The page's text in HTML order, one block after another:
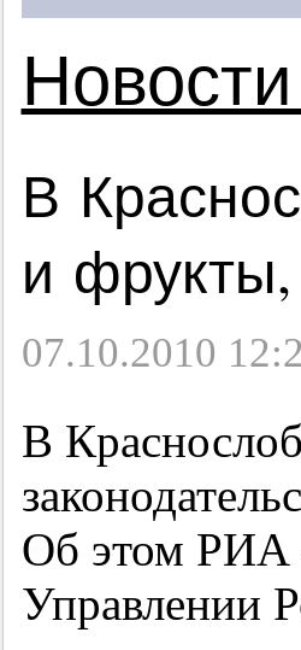
В
и
07.10.2010
В
Об этом РИА
Управлении